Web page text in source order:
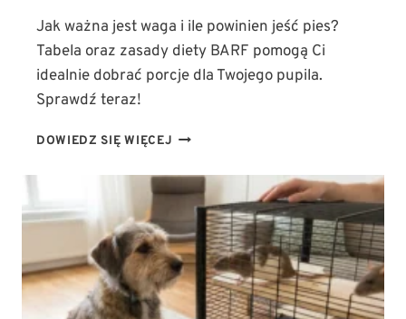
Jak ważna jest waga i ile powinien jeść pies?
Tabela oraz zasady diety BARF pomogą Ci
idealnie dobrać porcje dla Twojego pupila.
Sprawdź teraz!
DOWIEDZ SIĘ WIĘCEJ WAGA
A
DIETA:
POWINIEN
JEŚĆ
PIES?
(TABELA
I